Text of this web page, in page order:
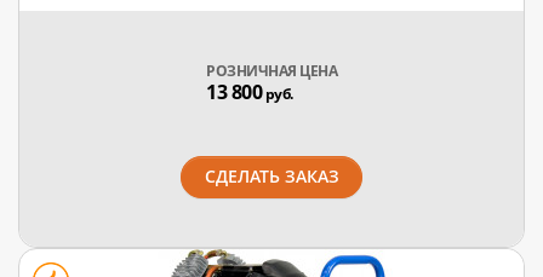
РОЗНИЧНАЯ ЦЕНА
13 800руб.
СДЕЛАТЬ ЗАКАЗ